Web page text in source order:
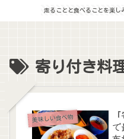
走ることと食べることを楽し
寄り付き料
美味しい食べ物